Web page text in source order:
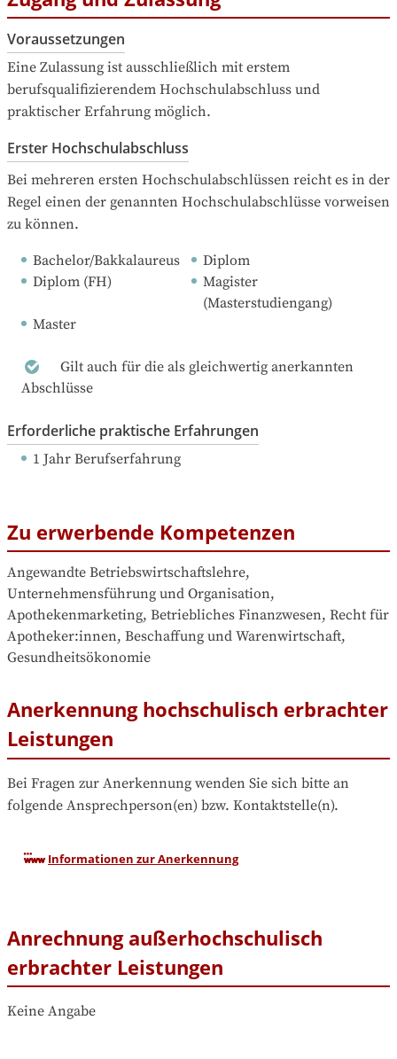
Voraussetzungen
Eine Zulassung ist ausschließlich mit erstem
berufsqualifizierendem Hochschulabschluss und
praktischer Erfahrung möglich.
Erster Hochschulabschluss
Bei mehreren ersten Hochschulabschlüssen reicht es in der
Regel einen der genannten Hochschulabschlüsse vorweisen
zu können.
Bachelor/Bakkalaureus
Diplom
Diplom (FH)
Magister
(Masterstudiengang)
Master
Gilt auch für die als gleichwertig anerkannten
Abschlüsse
Erforderliche praktische Erfahrungen
1 Jahr Berufserfahrung
Zu erwerbende Kompetenzen
Angewandte Betriebswirtschaftslehre,
Unternehmensführung und Organisation,
Apothekenmarketing, Betriebliches Finanzwesen, Recht für
Apotheker:innen, Beschaffung und Warenwirtschaft,
Gesundheitsökonomie
Anerkennung hochschulisch erbrachter
Leistungen
Bei Fragen zur Anerkennung wenden Sie sich bitte an
folgende Ansprechperson(en) bzw. Kontaktstelle(n).
Informationen zur Anerkennung
Anrechnung außerhochschulisch
erbrachter Leistungen
Keine Angabe